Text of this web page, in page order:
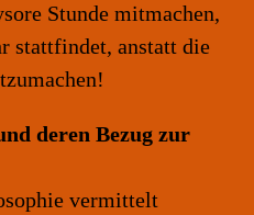
Stunde mitmachen,
stattfindet, anstatt die
deren Bezug zur
vermittelt